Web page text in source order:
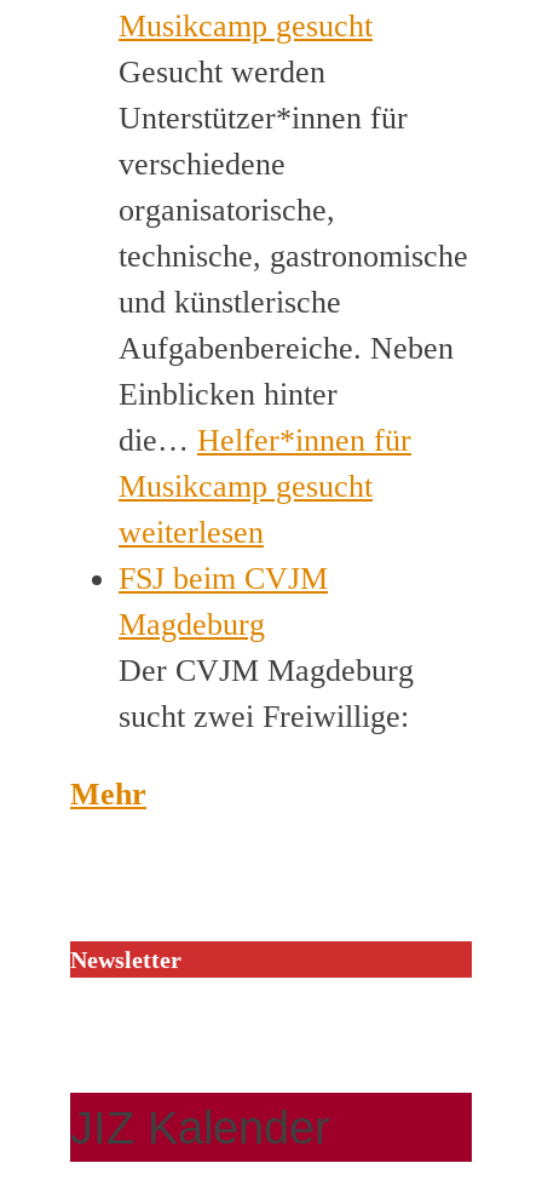
Musikcamp gesucht
Gesucht werden
Unterstützer*innen für
verschiedene
organisatorische,
technische, gastronomische
und künstlerische
Aufgabenbereiche. Neben
Einblicken hinter
die… Helfer*innen für
Musikcamp gesucht
weiterlesen
FSJ beim CVJM
Magdeburg
Der CVJM Magdeburg
sucht zwei Freiwillige:
Mehr
Newsletter
JIZ Kalender